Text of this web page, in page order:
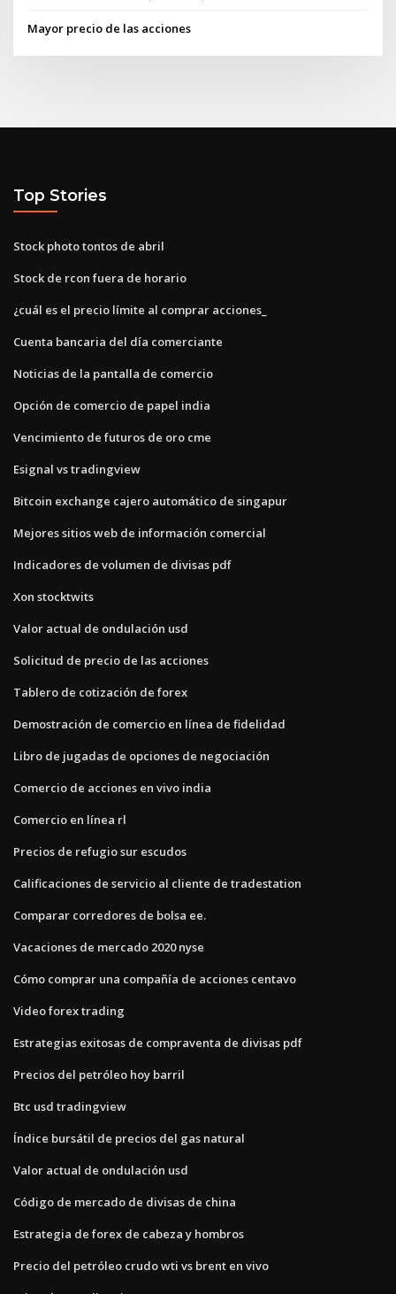
Mayor precio de las acciones
Top Stories
Stock photo tontos de abril
Stock de rcon fuera de horario
¿cuál es el precio límite al comprar acciones_
Cuenta bancaria del día comerciante
Noticias de la pantalla de comercio
Opción de comercio de papel india
Vencimiento de futuros de oro cme
Esignal vs tradingview
Bitcoin exchange cajero automático de singapur
Mejores sitios web de información comercial
Indicadores de volumen de divisas pdf
Xon stocktwits
Valor actual de ondulación usd
Solicitud de precio de las acciones
Tablero de cotización de forex
Demostración de comercio en línea de fidelidad
Libro de jugadas de opciones de negociación
Comercio de acciones en vivo india
Comercio en línea rl
Precios de refugio sur escudos
Calificaciones de servicio al cliente de tradestation
Comparar corredores de bolsa ee.
Vacaciones de mercado 2020 nyse
Cómo comprar una compañía de acciones centavo
Video forex trading
Estrategias exitosas de compraventa de divisas pdf
Precios del petróleo hoy barril
Btc usd tradingview
Índice bursátil de precios del gas natural
Valor actual de ondulación usd
Código de mercado de divisas de china
Estrategia de forex de cabeza y hombros
Precio del petróleo crudo wti vs brent en vivo